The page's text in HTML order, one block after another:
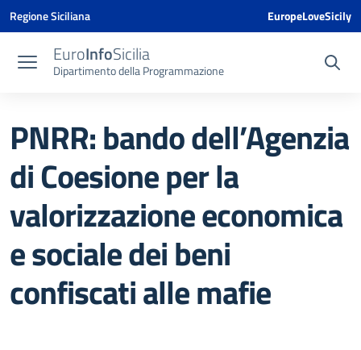
Vai ai contenuti
Vai al menu di navigazione
Vai al footer
Vai al banner delle Cookie Policy
Regione Siciliana EuropeLoveSicily
EuroInfoSicilia
Dipartimento della Programmazione
PNRR: bando dell’Agenzia
di Coesione per la
valorizzazione economica
e sociale dei beni
confiscati alle mafie